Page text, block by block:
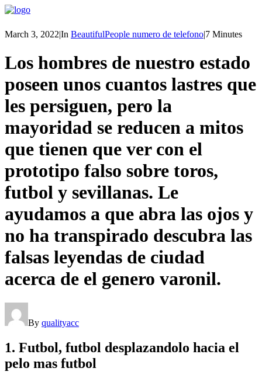
March 3, 2022|In BeautifulPeople numero de telefono|7 Minutes
Los hombres de nuestro estado
poseen unos cuantos lastres que
les persiguen, pero la
mayoridad se reducen a mitos
que tienen que ver con el
prototipo falso sobre toros,
futbol y sevillanas. Le
ayudamos a que abra las ojos y
no ha transpirado descubra las
falsas leyendas de ciudad
acerca de el genero varonil.
By qualityacc
1. Futbol, futbol desplazandolo hacia el
pelo mas futbol